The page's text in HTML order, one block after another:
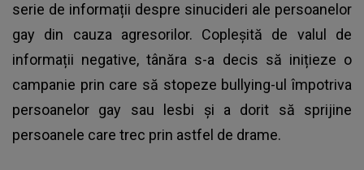
serie de informații despre sinucideri ale persoanelor
gay din cauza agresorilor. Copleșită de valul de
informații negative, tânăra s-a decis să inițieze o
campanie prin care să stopeze bullying-ul împotriva
persoanelor gay sau lesbi și a dorit să sprijine
persoanele care trec prin astfel de drame.